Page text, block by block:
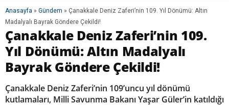
Anasayfa » Gündem » Çanakkale Deniz Zaferi’nin 109. Yıl Dönümü: Altın
Madalyalı Bayrak Göndere Çekildi!
Çanakkale Deniz Zaferi’nin 109.
Yıl Dönümü: Altın Madalyalı
Bayrak Göndere Çekildi!
Çanakkale Deniz Zaferi’nin 109’uncu yıl dönümü
kutlamaları, Milli Savunma Bakanı Yaşar Güler’in katıldığı